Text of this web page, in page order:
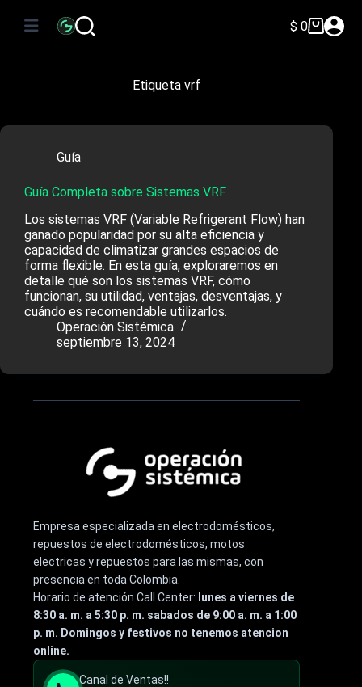
Carro
$ 0
Etiqueta vrf
Guía
Guía Completa sobre Sistemas VRF
Los sistemas VRF (Variable Refrigerant Flow) han
ganado popularidad por su alta eficiencia y
capacidad de climatizar grandes espacios de
forma flexible. En esta guía, exploraremos en
detalle qué son los sistemas VRF, cómo
funcionan, su utilidad, ventajas, desventajas, y
cuándo es recomendable utilizarlos.
Operación Sistémica
septiembre 13, 2024
Empresa especializada en electrodomésticos,
repuestos de electrodomésticos, motos
electricas y repuestos para las mismas, con
presencia en toda Colombia.
Horario de atención Call Center: lunes a viernes de
8:30 a. m. a 5:30 p. m. sabados de 9:00 a. m. a 1:00
p. m. Domingos y festivos no tenemos atencion
online.
Canal de Ventas!!